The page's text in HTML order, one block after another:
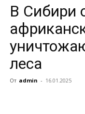
В Сибири
леса
От admin - 16.01.2025